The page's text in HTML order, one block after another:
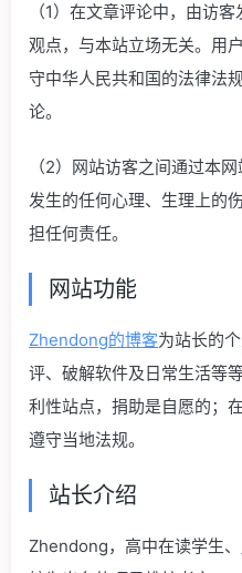
（1）在文章评论中，由访
观点，与本站立场无关。用
守中华人民共和国的法律法
论。
（2）网站访客之间通过本
发生的任何心理、生理上的
担任何责任。
网站功能
Zhendong的博客为站长的
评、破解软件及日常生活等
利性站点，捐助是自愿的；
遵守当地法规。
站长介绍
Zhendong，高中在读学生、